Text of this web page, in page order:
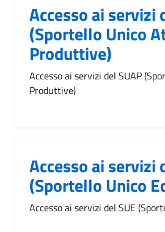
Accesso ai servizi
(Sportello Unico
Produttive)
Accesso ai servizi del SUAP
Produttive)
Accesso ai servizi
(Sportello Unico
Accesso ai servizi del SUE